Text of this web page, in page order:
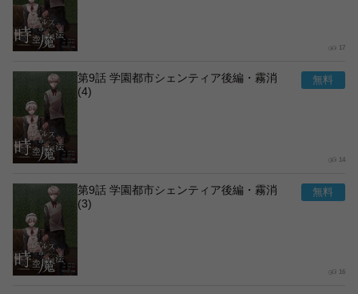
17
第9話 学園都市シェンティア後編・霧消
(4)
14
第9話 学園都市シェンティア後編・霧消
(3)
16